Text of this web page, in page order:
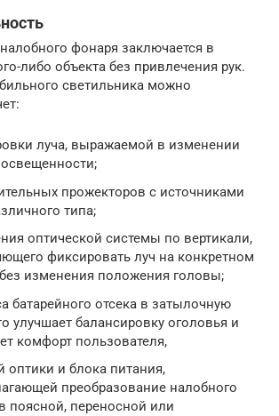
фонаря заключается в
либо объекта без привлечения рук.
светильника можно
луча, выражаемой в изменении
прожекторов с источниками
типа;
оптической системы по вертикали,
фиксировать луч на конкретном
без изменения положения головы;
батарейного отсека в затылочную
улучшает балансировку оголовья и
комфорт пользователя,
оптики и блока питания,
преобразование налобного
поясной, переносной или